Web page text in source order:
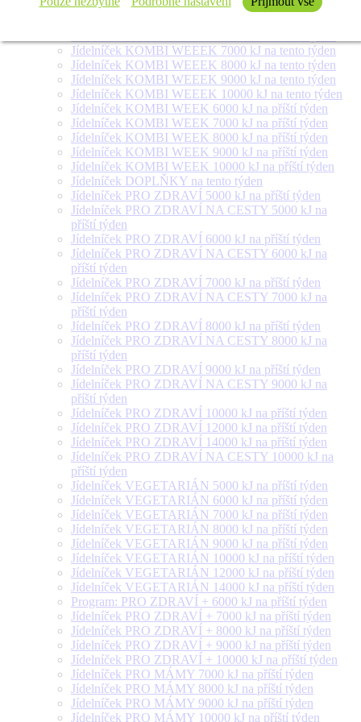
týden
Jídelníček KOMBI WEEEK 7000 kJ na tento týden
Jídelníček KOMBI WEEEK 8000 kJ na tento týden
Jídelníček KOMBI WEEEK 9000 kJ na tento týden
Jídelníček KOMBI WEEEK 10000 kJ na tento týden
Jídelníček KOMBI WEEK 6000 kJ na příští týden
Jídelníček KOMBI WEEK 7000 kJ na příští týden
Jídelníček KOMBI WEEK 8000 kJ na příští týden
Jídelníček KOMBI WEEK 9000 kJ na příští týden
Jídelníček KOMBI WEEK 10000 kJ na příští týden
Jídelníček DOPLŇKY na tento týden
Jídelníček PRO ZDRAVÍ 5000 kJ na příští týden
Jídelníček PRO ZDRAVÍ NA CESTY 5000 kJ na
příští týden
Jídelníček PRO ZDRAVÍ 6000 kJ na příští týden
Jídelníček PRO ZDRAVÍ NA CESTY 6000 kJ na
příští týden
Jídelníček PRO ZDRAVÍ 7000 kJ na příští týden
Jídelníček PRO ZDRAVÍ NA CESTY 7000 kJ na
příští týden
Jídelníček PRO ZDRAVÍ 8000 kJ na příští týden
Jídelníček PRO ZDRAVÍ NA CESTY 8000 kJ na
příští týden
Jídelníček PRO ZDRAVÍ 9000 kJ na příští týden
Jídelníček PRO ZDRAVÍ NA CESTY 9000 kJ na
příští týden
Jídelníček PRO ZDRAVÍ 10000 kJ na příští týden
Jídelníček PRO ZDRAVÍ 12000 kJ na příští týden
Jídelníček PRO ZDRAVÍ 14000 kJ na příští týden
Jídelníček PRO ZDRAVÍ NA CESTY 10000 kJ na
příští týden
Jídelníček VEGETARIÁN 5000 kJ na příští týden
Jídelníček VEGETARIÁN 6000 kJ na příští týden
Jídelníček VEGETARIÁN 7000 kJ na příští týden
Jídelníček VEGETARIÁN 8000 kJ na příští týden
Jídelníček VEGETARIÁN 9000 kJ na příští týden
Jídelníček VEGETARIÁN 10000 kJ na příští týden
Jídelníček VEGETARIÁN 12000 kJ na příští týden
Jídelníček VEGETARIÁN 14000 kJ na příští týden
Program: PRO ZDRAVÍ + 6000 kJ na příští týden
Jídelníček PRO ZDRAVÍ + 7000 kJ na příští týden
Jídelníček PRO ZDRAVÍ + 8000 kJ na příští týden
Jídelníček PRO ZDRAVÍ + 9000 kJ na příští týden
Jídelníček PRO ZDRAVÍ + 10000 kJ na příští týden
Jídelníček PRO MÁMY 7000 kJ na příští týden
Jídelníček PRO MÁMY 8000 kJ na příští týden
Jídelníček PRO MÁMY 9000 kJ na příští týden
Jídelníček PRO MÁMY 10000 kJ na příští týden